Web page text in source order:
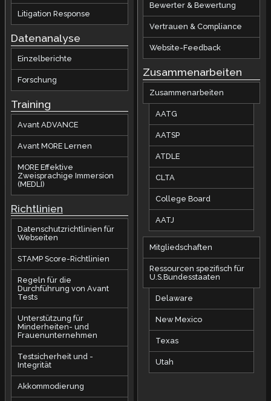
Litigation Response
Datenanalyse
Einzelberichte
Forschung
Training
Avant ADVANCE
Avant MORE Lernen
MORE Effektive
Zweisprachige Immersion
(MEDLI)
Richtlinien
Datenschutzrichtlinien für
Webseiten
STAMP Score-Richtlinien
Regeln für die
Durchführung von Avant
Tests
Unterstützung für
Minderheiten- und
Frauenunternehmen
Testsicherheit und -
Integrität
Akkommodierung
Bewerter & Bewertung
Vertrauen & Compliance
Website-Feedback
Zusammenarbeiten
Zusammenarbeiten
AATG
AATSP
ATDLE
CLTA
College Board
AATJ
Mitgliedschaften
Ressourcen spezifisch für
U.S.Bundesstaaten
Delaware
New Mexico
Texas
Utah